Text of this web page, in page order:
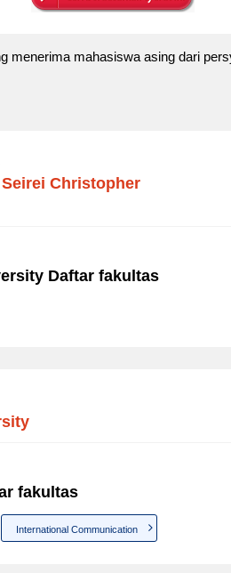
menerima mahasiswa asing dari
Seirei Christopher
Daftar fakultas
fakultas
International Communication